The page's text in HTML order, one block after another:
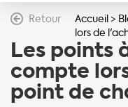
Retour Accueil>
lors de
Les points
compte
point de